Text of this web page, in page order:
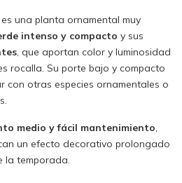
es una planta ornamental muy
intenso y compacto y sus
, que aportan color y luminosidad
rocalla. Su porte bajo y compacto
con otras especies ornamentales o
medio y fácil mantenimiento,
un efecto decorativo prolongado
la temporada.